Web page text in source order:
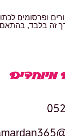
ופרסומים
זה בלבד, בהתאם